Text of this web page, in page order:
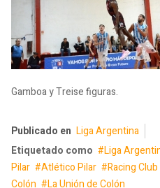
Gamboa y Treise figuras.
Publicado en Liga Argentina
Etiquetado como
Liga
Pilar
Atlético Pilar Racing Club
Colón
La Unión de Colón